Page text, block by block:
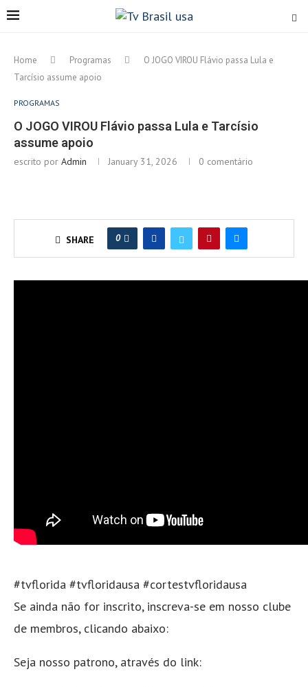
Home Programas
O JOGO VIROU Flávio passa Lula e
Tarcísio assume apoio
PROGRAMAS
O JOGO VIROU Flávio passa Lula e Tarcísio
assume apoio
escrito por Admin January 31, 2026 0 comentário
SHARE 0
#tvflorida #tvfloridausa #cortestvfloridausa
Se ainda não for inscrito, inscreva-se em nosso clube
de membros, clicando abaixo:
Seja nosso patrono, através do link: